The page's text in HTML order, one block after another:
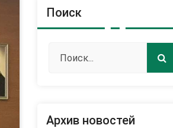
Поиск
Архив новостей